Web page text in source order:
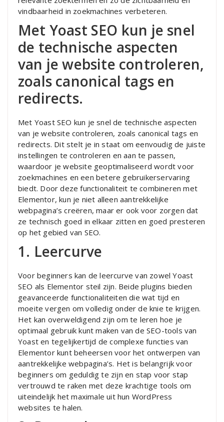
vindbaarheid in zoekmachines verbeteren.
Met Yoast SEO kun je snel
de technische aspecten
van je website controleren,
zoals canonical tags en
redirects.
Met Yoast SEO kun je snel de technische aspecten
van je website controleren, zoals canonical tags en
redirects. Dit stelt je in staat om eenvoudig de juiste
instellingen te controleren en aan te passen,
waardoor je website geoptimaliseerd wordt voor
zoekmachines en een betere gebruikerservaring
biedt. Door deze functionaliteit te combineren met
Elementor, kun je niet alleen aantrekkelijke
webpagina’s creëren, maar er ook voor zorgen dat
ze technisch goed in elkaar zitten en goed presteren
op het gebied van SEO.
1. Leercurve
Voor beginners kan de leercurve van zowel Yoast
SEO als Elementor steil zijn. Beide plugins bieden
geavanceerde functionaliteiten die wat tijd en
moeite vergen om volledig onder de knie te krijgen.
Het kan overweldigend zijn om te leren hoe je
optimaal gebruik kunt maken van de SEO-tools van
Yoast en tegelijkertijd de complexe functies van
Elementor kunt beheersen voor het ontwerpen van
aantrekkelijke webpagina’s. Het is belangrijk voor
beginners om geduldig te zijn en stap voor stap
vertrouwd te raken met deze krachtige tools om
uiteindelijk het maximale uit hun WordPress
websites te halen.